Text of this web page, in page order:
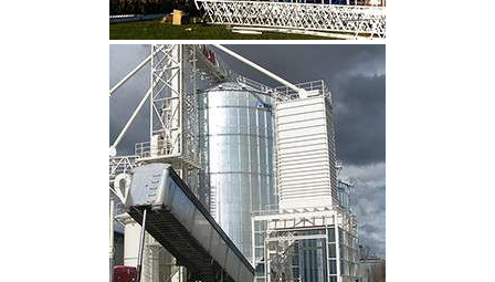
CLIQUEZ POUR AGRANDIR